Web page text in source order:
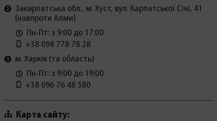
Закарпатська обл., м. Хуст, вул. Карпатської Січі, 41
(навпроти Алми)
Пн-Пт: з 9:00 до 17:00
+38 098 778 78 28
м. Харків (та область)
Пн-Пт: з 9:00 до 19:00
+38 096 76 48 580
Карта сайту: